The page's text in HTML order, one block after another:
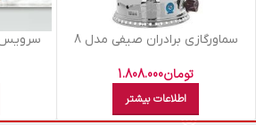
سماورگازي برادران صيفي مدل 8
تومان1.808.000
اطلاعات بیشتر